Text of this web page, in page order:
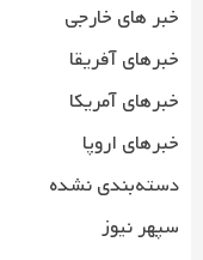
خبر های خارجی
خبرهای آفریقا
خبرهای آمریکا
خبرهای اروپا
دسته‌بندی نشده
سپهر نیوز